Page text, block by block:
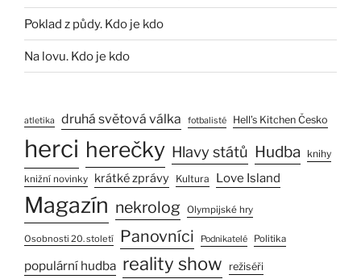
Poklad z půdy. Kdo je kdo
Na lovu. Kdo je kdo
atletika druhá světová válka fotbalisté Hell’s Kitchen Česko
herci herečky Hlavy států Hudba knihy
knižní novinky krátké zprávy Kultura Love Island
Magazín nekrolog Olympijské hry
Osobnosti 20. století Panovníci Podnikatelé Politika
populární hudba reality show režiséři